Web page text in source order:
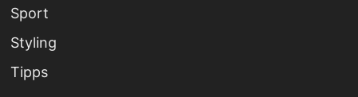
Sport
Styling
Tipps